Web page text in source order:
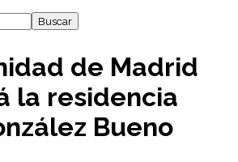
de Madrid
la residencia
Bueno